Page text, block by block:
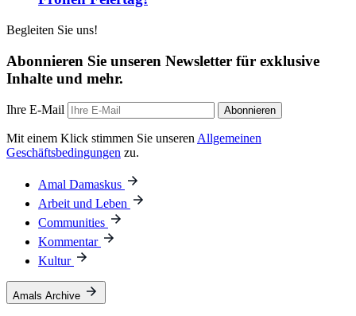
Begleiten Sie uns!
Abonnieren Sie unseren Newsletter für exklusive
Inhalte und mehr.
Ihre E-Mail Abonnieren
Mit einem Klick stimmen Sie unseren Allgemeinen
Geschäftsbedingungen zu.
Amal Damaskus
Arbeit und Leben
Communities
Kommentar
Kultur
Amals Archive